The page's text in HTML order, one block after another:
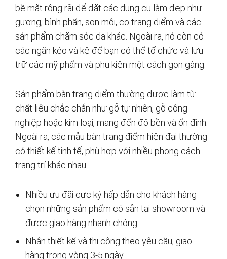
bề mặt rộng rãi để đặt các dụng cụ làm đẹp như
gương, bình phấn, son môi, cọ trang điểm và các
sản phẩm chăm sóc da khác. Ngoài ra, nó còn có
các ngăn kéo và kệ để bạn có thể tổ chức và lưu
trữ các mỹ phẩm và phụ kiện một cách gọn gàng.
Sản phẩm bàn trang điểm thường được làm từ
chất liệu chắc chắn như gỗ tự nhiên, gỗ công
nghiệp hoặc kim loại, mang đến độ bền và ổn định.
Ngoài ra, các mẫu bàn trang điểm hiện đại thường
có thiết kế tinh tế, phù hợp với nhiều phong cách
trang trí khác nhau.
Nhiều ưu đãi cực kỳ hấp dẫn cho khách hàng
chọn những sản phẩm có sẵn tại showroom và
được giao hàng nhanh chóng.
Nhận thiết kế và thi công theo yêu cầu, giao
hàng trong vòng 3-5 ngày.